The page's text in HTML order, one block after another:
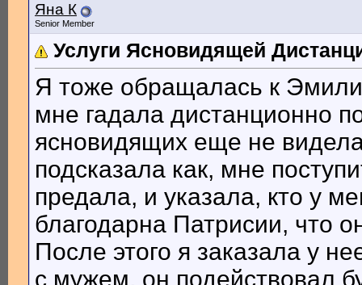
Яна К
Senior Member
Услуги Ясновидящей
Я тоже обращалась к
мне гадала дистанционно
ясновидящих еще не
подсказала как, мне
предала, и указала, кто у
благодарна Патрисии, что
После этого я заказала у
с мужем, он подействовал